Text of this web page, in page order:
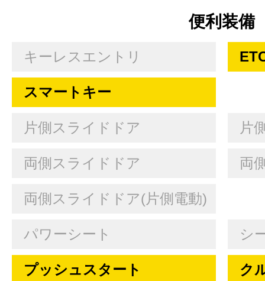
便利装備
キーレスエントリ
スマートキー
片側スライドドア 片
両側スライドドア 両
両側スライドドア(片側電動)
パワーシート シ
プッシュスタート ク